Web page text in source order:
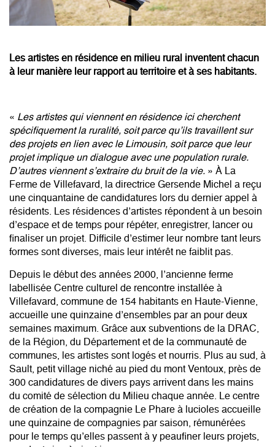
Les artistes en résidence en milieu rural inventent chacun
à leur manière leur rapport au territoire et à ses habitants.
« Les artistes qui viennent en résidence ici cherchent
spécifiquement la ruralité, soit parce qu’ils travaillent sur
des projets en lien avec le Limousin, soit parce que leur
projet implique un dialogue avec une population rurale.
D’autres viennent s’extraire du bruit de la vie. » À La
Ferme de Villefavard, la directrice Gersende Michel a reçu
une cinquantaine de candidatures lors du dernier appel à
résidents. Les résidences d’artistes répondent à un besoin
d’espace et de temps pour répéter, enregistrer, lancer ou
finaliser un projet. Difficile d’estimer leur nombre tant leurs
formes sont diverses, mais leur intérêt ne faiblit pas.
Depuis le début des années 2000, l’ancienne ferme
labellisée Centre culturel de rencontre installée à
Villefavard, commune de 154 habitants en Haute-Vienne,
accueille une quinzaine d’ensembles par an pour deux
semaines maximum. Grâce aux subventions de la DRAC,
de la Région, du Département et de la communauté de
communes, les artistes sont logés et nourris. Plus au sud, à
Sault, petit village niché au pied du mont Ventoux, près de
300 candidatures de divers pays arrivent dans les mains
du comité de sélection du Milieu chaque année. Le centre
de création de la compagnie Le Phare à lucioles accueille
une quinzaine de compagnies par saison, rémunérées
pour le temps qu’elles passent à y peaufiner leurs projets,